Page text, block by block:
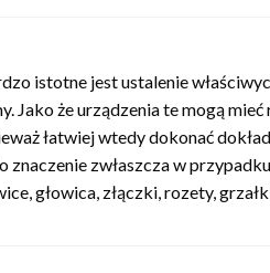
istotne jest ustalenie
Jako że urządzenia te mogą
łatwiej wtedy dokonać
znaczenie zwłaszcza w
głowica, złączki, rozety,